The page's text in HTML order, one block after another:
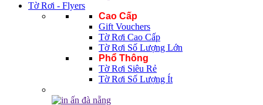
Tờ Rơi - Flyers
Cao Cấp
Gift Vouchers
Tờ Rơi Cao Cấp
Tờ Rơi Số Lượng Lớn
Phổ Thông
Tờ Rơi Siêu Rẻ
Tờ Rơi Số Lượng Ít